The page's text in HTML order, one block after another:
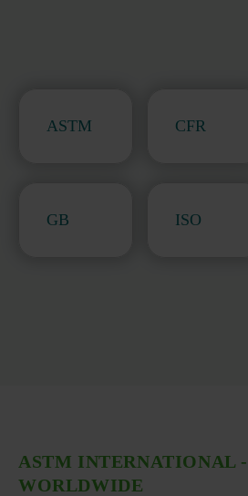
ASTM CFR
GB ISO
ASTM INTERNATIONAL -
WORLDWIDE